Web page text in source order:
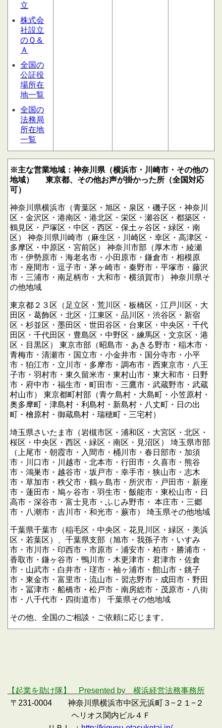
立
株式会
社設立
のＱ＆
Ａ
全国の
公証役
場所在
地一覧
全国の
法務局
所在地
一覧
※主な営業地域：神奈川県（横浜市・川崎市・その他の
地域）
東京都、その他お声が掛かった所（全国対応
可）
神奈川県横浜市（青葉区・旭区・泉区・磯子区・神奈川
区・金沢区・港南区・港北区・栄区・瀬谷区・都築区・
鶴見区・戸塚区・中区・西区・保土ヶ谷区・緑区・南
区）
神奈川県川崎市（麻生区・川崎区・幸区・高津区・
多摩区・中原区・宮前区）
神奈川市部（厚木市・綾瀬
市・伊勢原市・海老名市・小田原市・鎌倉市・相模原
市・座間市・逗子市・茅ヶ崎市・秦野市・平塚市・藤沢
市・三浦市・南足柄市・大和市・横須賀市）
神奈川県そ
の他地域
東京都２３区（足立区・荒川区・板橋区・江戸川区・大
田区・葛飾区・北区・江東区・品川区・渋谷区・新宿
区・杉並区・墨田区・世田谷区・台東区・中央区・千代
田区・千代田区・豊島区・中野区・練馬区・文京区・港
区・目黒区）
東京市部（昭島市・あきる野市・稲木市・
青梅市・清瀬市・国立市・小金井市・国分寺市・小平
市・狛江市・立川市・多摩市・調布市・西東京市・八王
子市・羽村市・東久留米市・東村山市・東大和市・日野
市・府中市・福生市・町田市・三鷹市・武蔵野市・武蔵
村山市）
東京都町村部（青ケ島村・大島町・小笠原村・
奥多摩町・津島村・利島村・新島村・八丈町・日の出
町・檜原村・御蔵島村・瑞穂町・三宅村）
埼玉県さいたま市（岩槻市区・浦和区・大宮区・北区・
桜区・中央区・西区・緑区・南区・見沼区）
埼玉県市部
（上尾市・朝霞市・入間市・桶川市・春日部市・加須
市・川口市・川越市・北本市・行田市・久喜市・熊谷
市・鴻巣市・越谷市・坂戸市・幸手市・狭山市・志木
市・草加市・秩父市・鶴ヶ島市・所沢市・戸田市・新座
市・蓮田市・鳩ヶ谷市・羽生市・飯能市・東松山市・日
高市・深谷市・富士見市・ふじみ野市・ 本庄市・三郷
市・八潮市・吉川市・和光市・蕨市）
埼玉県その他地域
千葉県千葉市（稲毛区・中央区・花見川区・緑区・美浜
区・若葉区）、千葉県支部（旭市・我孫子市・いすみ
市・市川市・印西市・市原市・浦安市・柏市・勝浦市・
香取市・鎌ヶ谷市・鴨川市・木更津市・君津市・佐倉
市・山武市・白井市・瑳市・袖ヶ浦市・館山市・銚子
市・東金市・富里市・流山市・習志野市・成田市・野田
市・冨津市・船橋市・松戸市・南房総市・茂原市・八街
市・八千代市・四街道市）
千葉県その他地域
その他、全国のご相談・ご依頼に応じます。
【起業を助け隊】 Presented by 横浜経営法務事務所
〒231-0004 神奈川県横浜市中区元浜町３−２１−２
ヘリオス関内ビル４Ｆ